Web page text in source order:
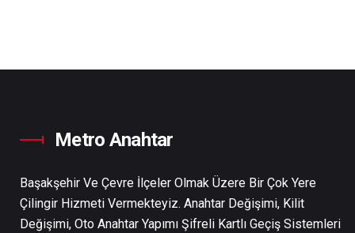
Metro Anahtar
Başakşehir Ve Çevre İlçeler Olmak Üzere Bir Çok Yere
Çilingir Hizmeti Vermekteyiz. Anahtar Değişimi, Kilit
Değişimi, Oto Anahtar Yapımı Şifreli Kartlı Geçiş Sistemleri